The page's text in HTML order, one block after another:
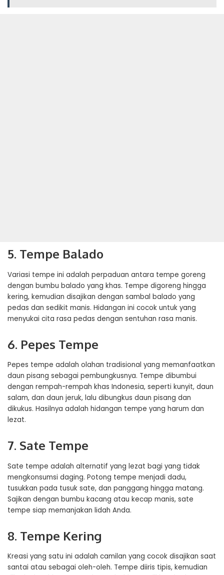
5. Tempe Balado
Variasi tempe ini adalah perpaduan antara tempe goreng
dengan bumbu balado yang khas. Tempe digoreng hingga
kering, kemudian disajikan dengan sambal balado yang
pedas dan sedikit manis. Hidangan ini cocok untuk yang
menyukai cita rasa pedas dengan sentuhan rasa manis.
6. Pepes Tempe
Pepes tempe adalah olahan tradisional yang memanfaatkan
daun pisang sebagai pembungkusnya. Tempe dibumbui
dengan rempah-rempah khas Indonesia, seperti kunyit, daun
salam, dan daun jeruk, lalu dibungkus daun pisang dan
dikukus. Hasilnya adalah hidangan tempe yang harum dan
lezat.
7. Sate Tempe
Sate tempe adalah alternatif yang lezat bagi yang tidak
mengkonsumsi daging. Potong tempe menjadi dadu,
tusukkan pada tusuk sate, dan panggang hingga matang.
Sajikan dengan bumbu kacang atau kecap manis, sate
tempe siap memanjakan lidah Anda.
8. Tempe Kering
Kreasi yang satu ini adalah camilan yang cocok disajikan saat
santai atau sebagai oleh-oleh. Tempe diiris tipis, kemudian